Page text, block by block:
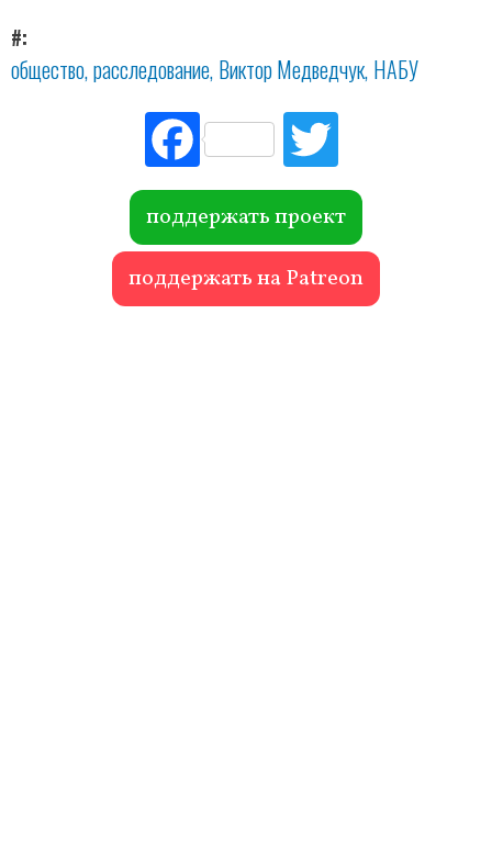
#
общество расследование Виктор Медведчук НАБУ
Fac
ebo
ok r
поддержать проект
поддержать на Patreon